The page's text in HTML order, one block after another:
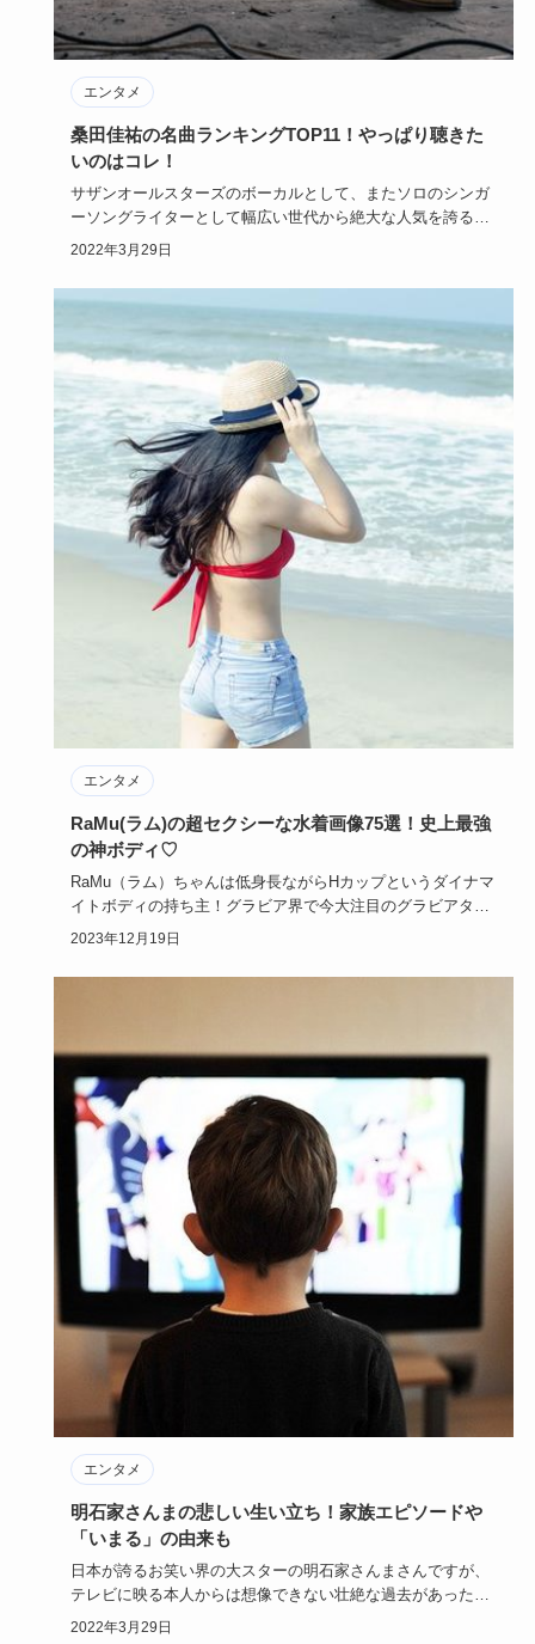
エンタメ
桑田佳祐の名曲ランキングTOP11！やっぱり聴きた
いのはコレ！
サザンオールスターズのボーカルとして、またソロのシンガ
ーソングライターとして幅広い世代から絶大な人気を誇る桑
田佳祐さん。こ…
2022年3月29日
エンタメ
RaMu(ラム)の超セクシーな水着画像75選！史上最強
の神ボディ♡
RaMu（ラム）ちゃんは低身長ながらHカップというダイナマ
イトボディの持ち主！グラビア界で今大注目のグラビアタレ
ントです。…
2023年12月19日
エンタメ
明石家さんまの悲しい生い立ち！家族エピソードや
「いまる」の由来も
日本が誇るお笑い界の大スターの明石家さんまさんですが、
テレビに映る本人からは想像できない壮絶な過去があったと
いうことをご存…
2022年3月29日